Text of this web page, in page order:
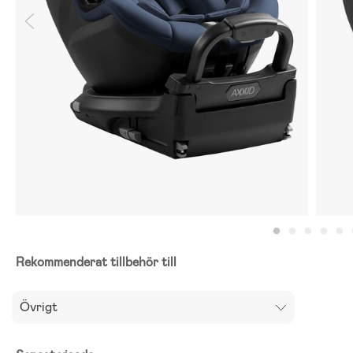
Rekommenderat tillbehör till
Övrigt